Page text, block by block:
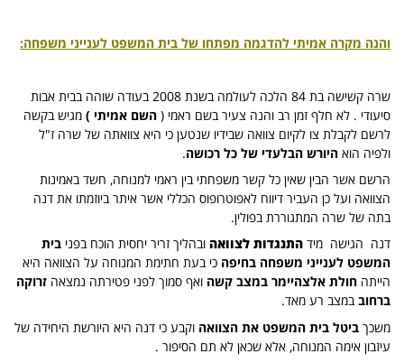
והנה מקרה אמיתי להדגמה מפתחו של בית המשפט לענייני משפחה:
שרה קשישה בת 84 הלכה לעולמה בשנת 2008 בעודה שוהה בבית אבות
סיעודי . לא חלף זמן רב והנה צעיר בשם ראמי ( השם אמיתי ) מגיש בקשה
לרשם לקבלת צו לקיום צוואה שבידיו שנטען כי היא צוואתה של שרה ז"ל
ולפיה הוא היורש הבלעדי של כל רכושה.
הרשם אשר הבין שאין כל קשר משפחתי בין ראמי למנוחה, חשד באמינות
הצוואה ועל כן העביר דיווח לאפוטרופוס הכללי אשר איתר ביוזמתו את דנה
בתה של שרה המתגוררת בפולין.
דנה הגישה מיד התנגדות לצוואה ובהליך זריר יחסית הוכח בפני בית
המשפט לענייני משפחה בחיפה כי בעת חתימת המנוחה על הצוואה היא
הייתה חולת אלצהיימר במצב קשה ואף סמוך לפני פטירתה נמצאה זרוקה
ברחובבמצב רע מאד.
משכך ביטל בית המשפט את הצוואה וקבע כי דנה היא היורשת היחידה של
עיזבון אימה המנוחה, אלא שכאן לא תם הסיפור .